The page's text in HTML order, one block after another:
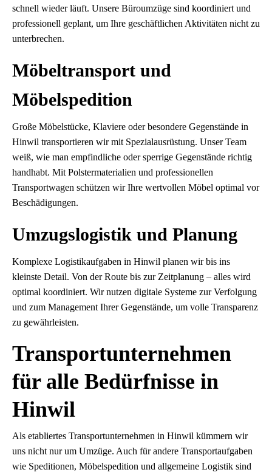
schnell wieder läuft. Unsere Büroumzüge sind koordiniert und
professionell geplant, um Ihre geschäftlichen Aktivitäten nicht zu
unterbrechen.
Möbeltransport und
Möbelspedition
Große Möbelstücke, Klaviere oder besondere Gegenstände in
Hinwil transportieren wir mit Spezialausrüstung. Unser Team
weiß, wie man empfindliche oder sperrige Gegenstände richtig
handhabt. Mit Polstermaterialien und professionellen
Transportwagen schützen wir Ihre wertvollen Möbel optimal vor
Beschädigungen.
Umzugslogistik und Planung
Komplexe Logistikaufgaben in Hinwil planen wir bis ins
kleinste Detail. Von der Route bis zur Zeitplanung – alles wird
optimal koordiniert. Wir nutzen digitale Systeme zur Verfolgung
und zum Management Ihrer Gegenstände, um volle Transparenz
zu gewährleisten.
Transportunternehmen
für alle Bedürfnisse in
Hinwil
Als etabliertes Transportunternehmen in Hinwil kümmern wir
uns nicht nur um Umzüge. Auch für andere Transportaufgaben
wie Speditionen, Möbelspedition und allgemeine Logistik sind